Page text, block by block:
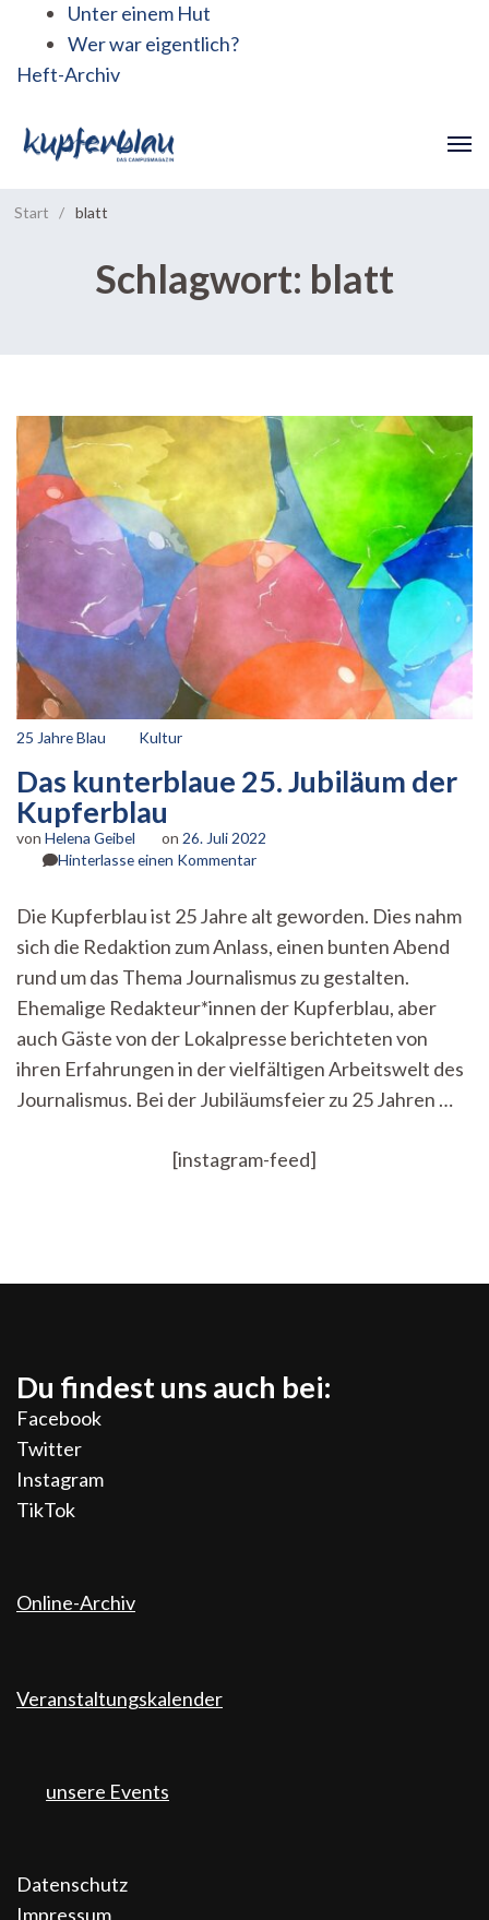
Unter einem Hut
Wer war eigentlich?
Heft-Archiv
Start / blatt
Schlagwort: blatt
25 Jahre Blau Kultur
Das kunterblaue 25. Jubiläum der
Kupferblau
von Helena Geibel on 26. Juli 2022
Hinterlasse einen Kommentarzu
25.
Jubiläum
Kupferblau
Die Kupferblau ist 25 Jahre alt geworden. Dies nahm
sich die Redaktion zum Anlass, einen bunten Abend
rund um das Thema Journalismus zu gestalten.
Ehemalige Redakteur*innen der Kupferblau, aber
auch Gäste von der Lokalpresse berichteten von
ihren Erfahrungen in der vielfältigen Arbeitswelt des
Journalismus. Bei der Jubiläumsfeier zu 25 Jahren …
[instagram-feed]
Du findest uns auch bei:
Facebook
Twitter
Instagram
TikTok
Online-Archiv
Veranstaltungskalender
unsere Events
Datenschutz
Impressum